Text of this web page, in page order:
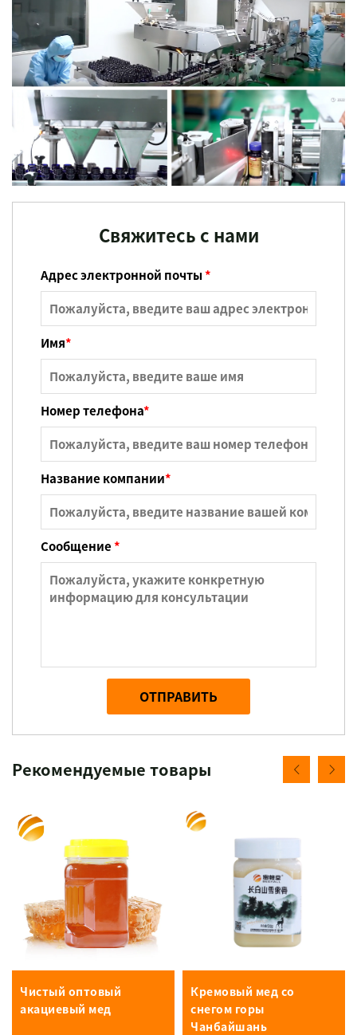
Свяжитесь с нами
Адрес электронной почты*
Имя*
Номер телефона*
Название компании*
Сообщение*
ОТПРАВИТЬ
Рекомендуемые товары
Чистый оптовый
акациевый мед
Кремовый мед со
снегом горы
Чанбайшань